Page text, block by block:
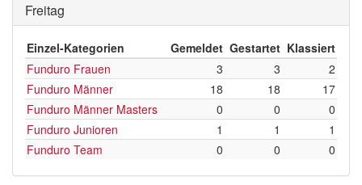
Freitag
Einzel-Kategorien Gemeldet Gestartet Klassiert
Funduro Frauen
3 3
2
Funduro Männer
18 18
17
Funduro Männer Masters
0 0
0
Funduro Junioren
1 1
1
Funduro Team
0 0 0